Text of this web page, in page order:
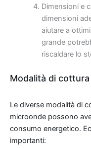
Dimensioni e
dimensioni
aiutare a
grande
riscaldare lo
Modalità di cottura
Le diverse modalità di
microonde possono
consumo energetico.
importanti: